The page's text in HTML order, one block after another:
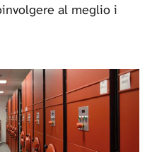
al meglio i